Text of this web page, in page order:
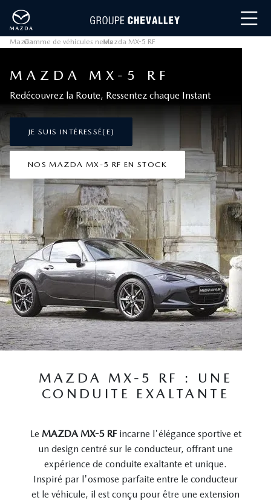
Mazda
›
Gamme de véhicules neufs
›
Mazda MX-5 RF
MAZDA MX-5 RF
Redécouvrez la Route, Ressentez chaque Instant
JE SUIS INTÉRESSÉ(E)
NOS MAZDA MX-5 RF EN STOCK
MAZDA MX-5 RF : UNE
CONDUITE EXALTANTE
Le MAZDA MX-5 RFincarne l'élégance sportive et
un design centré sur le conducteur, offrant une
expérience de conduite exaltante et unique.
Inspiré par l'osmose parfaite entre le conducteur
et le véhicule, il est conçu pour être une extension